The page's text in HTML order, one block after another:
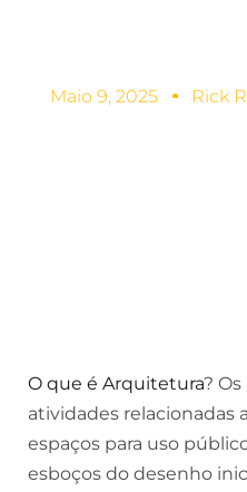
Maio 9, 2025 Rick
O que é Arquitetura?
atividades relacionadas
espaços para uso
esboços do desenho